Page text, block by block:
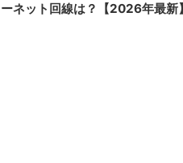
ーネット回線は？【2026年最新】